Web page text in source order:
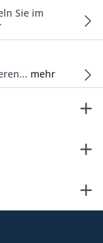
Sie im
mehr